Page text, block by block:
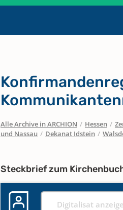
Alle Archive in ARCHION / Hessen /
und Nassau / Dekanat Idstein /
Steckbrief zum
Digitalisat